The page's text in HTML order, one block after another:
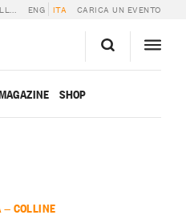
ENG ITA CARICA UN EVENTO
SHOP
— COLLINE